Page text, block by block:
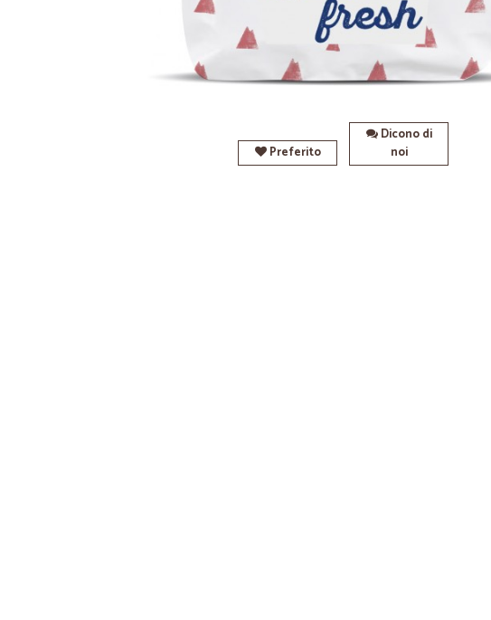
Preferito
Dicono di
noi